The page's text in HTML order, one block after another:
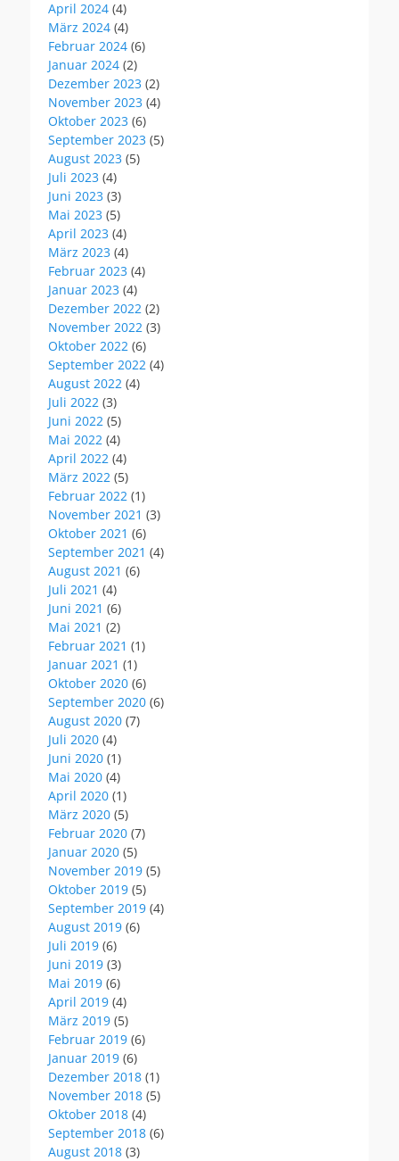
April 2024 (4)
März 2024 (4)
Februar 2024 (6)
Januar 2024 (2)
Dezember 2023 (2)
November 2023 (4)
Oktober 2023 (6)
September 2023 (5)
August 2023 (5)
Juli 2023 (4)
Juni 2023 (3)
Mai 2023 (5)
April 2023 (4)
März 2023 (4)
Februar 2023 (4)
Januar 2023 (4)
Dezember 2022 (2)
November 2022 (3)
Oktober 2022 (6)
September 2022 (4)
August 2022 (4)
Juli 2022 (3)
Juni 2022 (5)
Mai 2022 (4)
April 2022 (4)
März 2022 (5)
Februar 2022 (1)
November 2021 (3)
Oktober 2021 (6)
September 2021 (4)
August 2021 (6)
Juli 2021 (4)
Juni 2021 (6)
Mai 2021 (2)
Februar 2021 (1)
Januar 2021 (1)
Oktober 2020 (6)
September 2020 (6)
August 2020 (7)
Juli 2020 (4)
Juni 2020 (1)
Mai 2020 (4)
April 2020 (1)
März 2020 (5)
Februar 2020 (7)
Januar 2020 (5)
November 2019 (5)
Oktober 2019 (5)
September 2019 (4)
August 2019 (6)
Juli 2019 (6)
Juni 2019 (3)
Mai 2019 (6)
April 2019 (4)
März 2019 (5)
Februar 2019 (6)
Januar 2019 (6)
Dezember 2018 (1)
November 2018 (5)
Oktober 2018 (4)
September 2018 (6)
August 2018 (3)